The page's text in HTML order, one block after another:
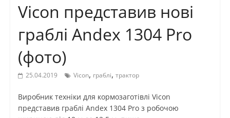
Vicon представив нові
граблі Andex 1304 Pro
(фото)
25.04.2019 Vicon, граблі, трактор
Виробник техніки для кормозаготівлі Vicon
представив граблі Andex 1304 Pro з робочою